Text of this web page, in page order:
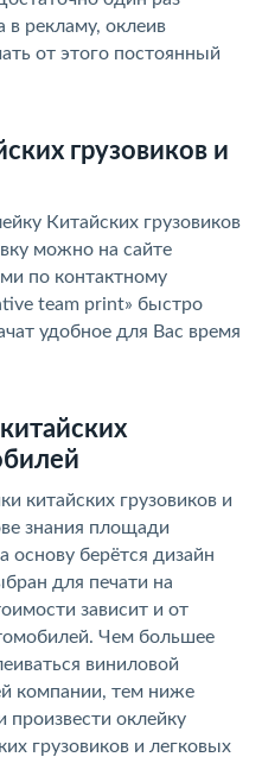
рекламу, оклеив
от этого постоянный
грузовиков и
Китайских грузовиков
можно на сайте
по контактному
team print» быстро
удобное для Вас время
китайских грузовиков и
знания площади
основу берётся дизайн
для печати на
зависит и от
Чем большее
виниловой
компании, тем ниже
произвести оклейку
грузовиков и легковых